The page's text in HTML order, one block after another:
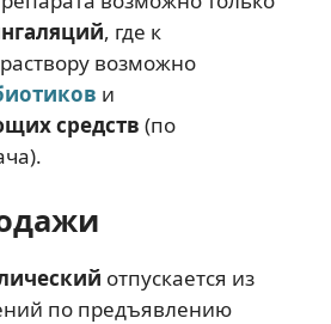
, где к
возможно
и
средств (по
отпускается из
по предъявлению